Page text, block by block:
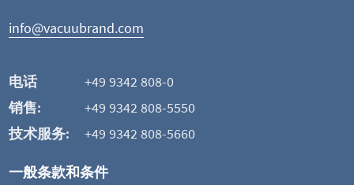
info@vacuubrand.com
电话
+49 9342 808-0
销售:
+49 9342 808-5550
技术服务:
+49 9342 808-5660
一般条款和条件